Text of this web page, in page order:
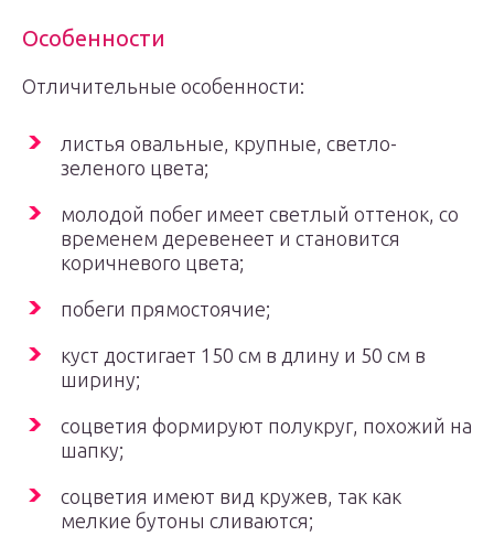
Особенности
Отличительные особенности:
листья овальные, крупные, светло-
зеленого цвета;
молодой побег имеет светлый оттенок, со
временем деревенеет и становится
коричневого цвета;
побеги прямостоячие;
куст достигает 150 см в длину и 50 см в
ширину;
соцветия формируют полукруг, похожий на
шапку;
соцветия имеют вид кружев, так как
мелкие бутоны сливаются;